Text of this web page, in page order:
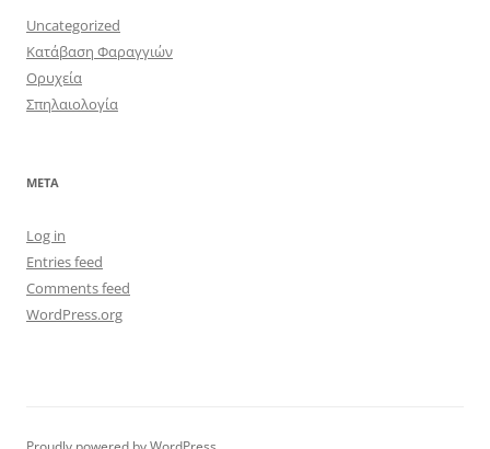
Uncategorized
Κατάβαση Φαραγγιών
Ορυχεία
Σπηλαιολογία
META
Log in
Entries feed
Comments feed
WordPress.org